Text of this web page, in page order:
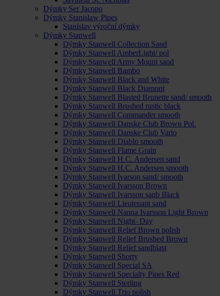
Dýmky Ser Jacopo
Dýmky Stanislaw Pipes
Stanislav výroční dýmky
Dýmky Stanwell
Dýmky Stanwell Collection Sand
Dýmky Stanwell AmberLight/ pol
Dýmky Stanwell Army Mount sand
Dýmky Stanwell Bambo
Dýmky Stanwell Black and White
Dýmky Stanwell Black Diamont
Dýmky Stanwell Blasted Brunette sand/ smooth
Dýmky Stanwell Brushed rustic black
Dýmky Stanwell Commander smooth
Dýmky Stanwell Danske Club Brown Pol.
Dýmky Stanwell Danske Club Vario
Dýmky Stanwell Diablo smooth
Dýmky Stanwell Flame Grain
Dýmky Stanwell H.C. Andersen sand
Dýmky Stanwell H.C. Andersen smooth
Dýmky Stanwell Ivarson sand/ smooth
Dýmky Stanwell Ivarsson Brown
Dýmky Stanwell Ivarsson sanb Black
Dýmky Stanwell Lieutenant sand
Dýmky Stanwell Nanna Ivarsson Light Brown
Dýmky Stanwell Night- Day
Dýmky Stanwell Relief Brown polish
Dýmky Stanwell Relief Brushed Brown
Dýmky Stanwell Relíef sandblast
Dýmky Stanwell Shorty
Dýmky Stanwell Special SA
Dýmky Stanwell Specialty Pipes Red
Dýmky Stanwell Sterling
Dýmky Stanwell Trio polish